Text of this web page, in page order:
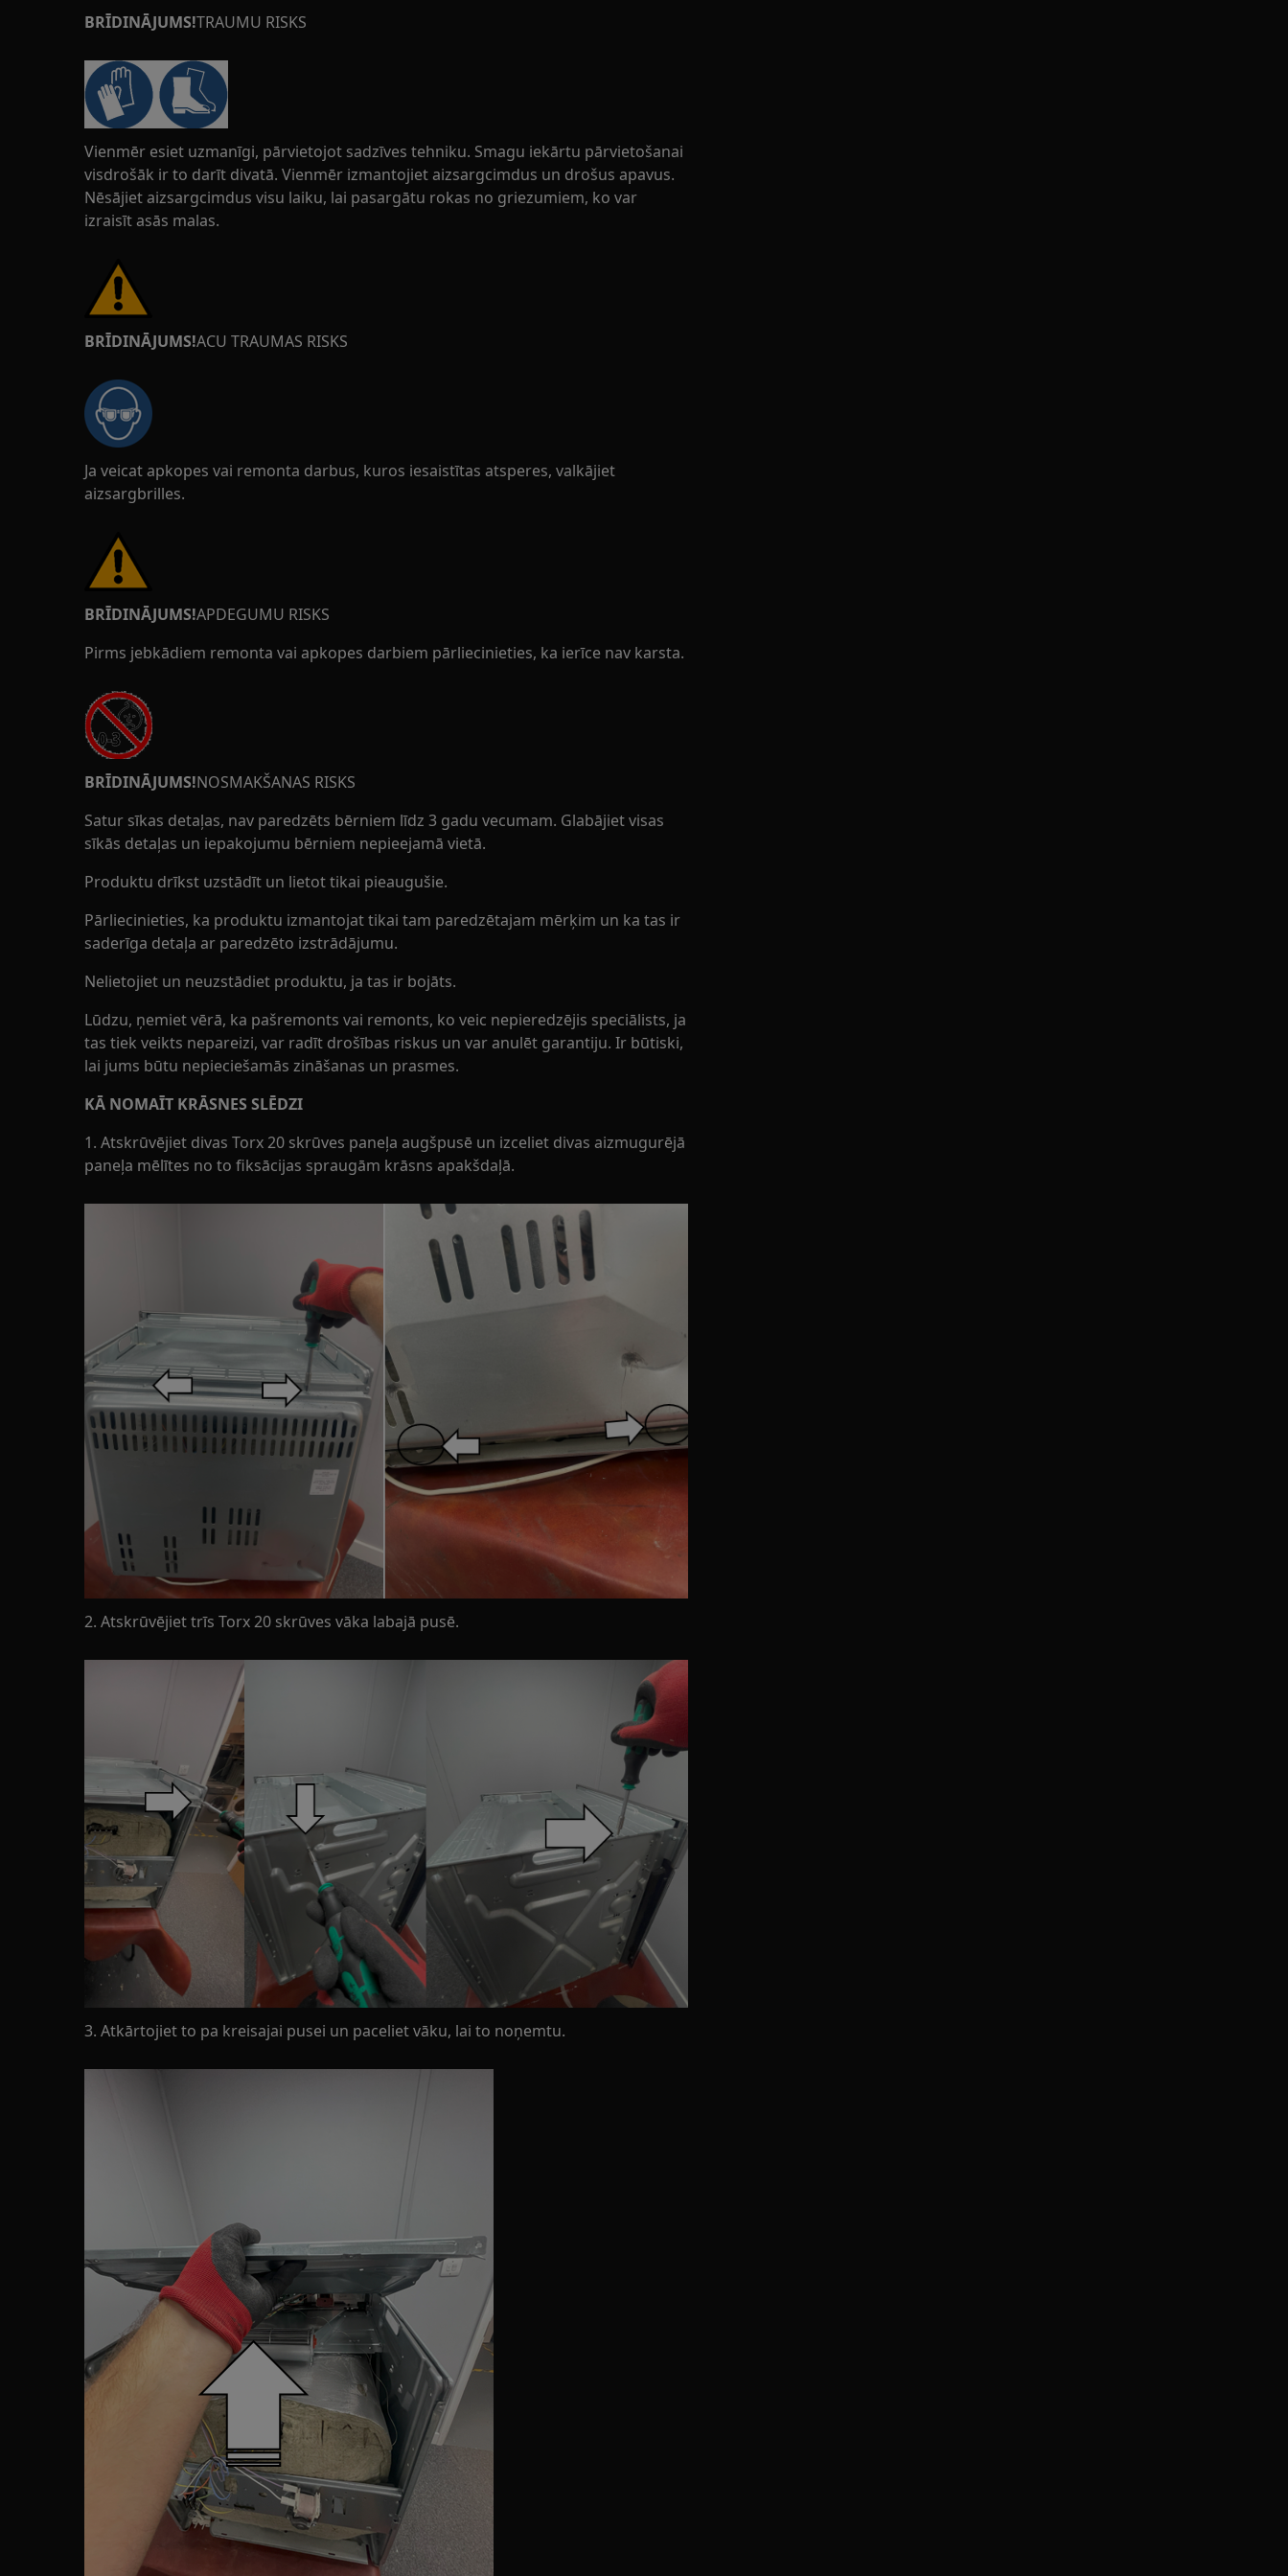
BRĪDINĀJUMS!TRAUMU RISKS
Vienmēr esiet uzmanīgi, pārvietojot sadzīves tehniku. Smagu iekārtu pārvietošanai
visdrošāk ir to darīt divatā. Vienmēr izmantojiet aizsargcimdus un drošus apavus.
Nēsājiet aizsargcimdus visu laiku, lai pasargātu rokas no griezumiem, ko var
izraisīt asās malas.
BRĪDINĀJUMS!ACU TRAUMAS RISKS
Ja veicat apkopes vai remonta darbus, kuros iesaistītas atsperes, valkājiet
aizsargbrilles.
BRĪDINĀJUMS!APDEGUMU RISKS
Pirms jebkādiem remonta vai apkopes darbiem pārliecinieties, ka ierīce nav karsta.
BRĪDINĀJUMS!NOSMAKŠANAS RISKS
Satur sīkas detaļas, nav paredzēts bērniem līdz 3 gadu vecumam. Glabājiet visas
sīkās detaļas un iepakojumu bērniem nepieejamā vietā.
Produktu drīkst uzstādīt un lietot tikai pieaugušie.
Pārliecinieties, ka produktu izmantojat tikai tam paredzētajam mērķim un ka tas ir
saderīga detaļa ar paredzēto izstrādājumu.
Nelietojiet un neuzstādiet produktu, ja tas ir bojāts.
Lūdzu, ņemiet vērā, ka pašremonts vai remonts, ko veic nepieredzējis speciālists, ja
tas tiek veikts nepareizi, var radīt drošības riskus un var anulēt garantiju. Ir būtiski,
lai jums būtu nepieciešamās zināšanas un prasmes.
KĀ NOMAĪT KRĀSNES SLĒDZI
1. Atskrūvējiet divas Torx 20 skrūves paneļa augšpusē un izceliet divas aizmugurējā
paneļa mēlītes no to fiksācijas spraugām krāsns apakšdaļā.
2. Atskrūvējiet trīs Torx 20 skrūves vāka labajā pusē.
3. Atkārtojiet to pa kreisajai pusei un paceliet vāku, lai to noņemtu.